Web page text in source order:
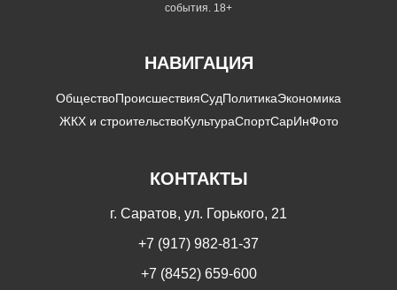
события. 18+
НАВИГАЦИЯ
ОбществоПроисшествияСудПолитикаЭкономика
ЖКХ и строительствоКультураСпортСарИнФото
КОНТАКТЫ
г. Саратов, ул. Горького, 21
+7 (917) 982-81-37
+7 (8452) 659-600